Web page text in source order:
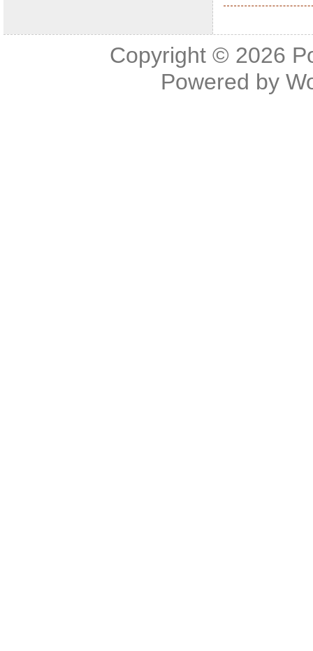
Copyright © 2026
Powered by